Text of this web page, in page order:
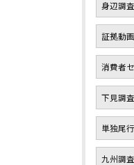
身辺調査
証拠動画
消費者
下見調査
単独尾行
九州調